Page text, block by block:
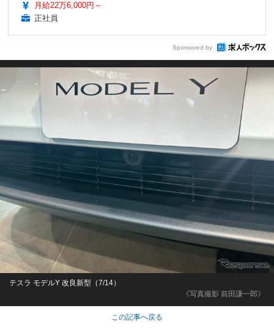
月給22万6,000円～
正社員
Sponsored by
《写真撮影 前田謙一郎》
テスラ モデルY 改良新型（7/14）
この記事へ戻る